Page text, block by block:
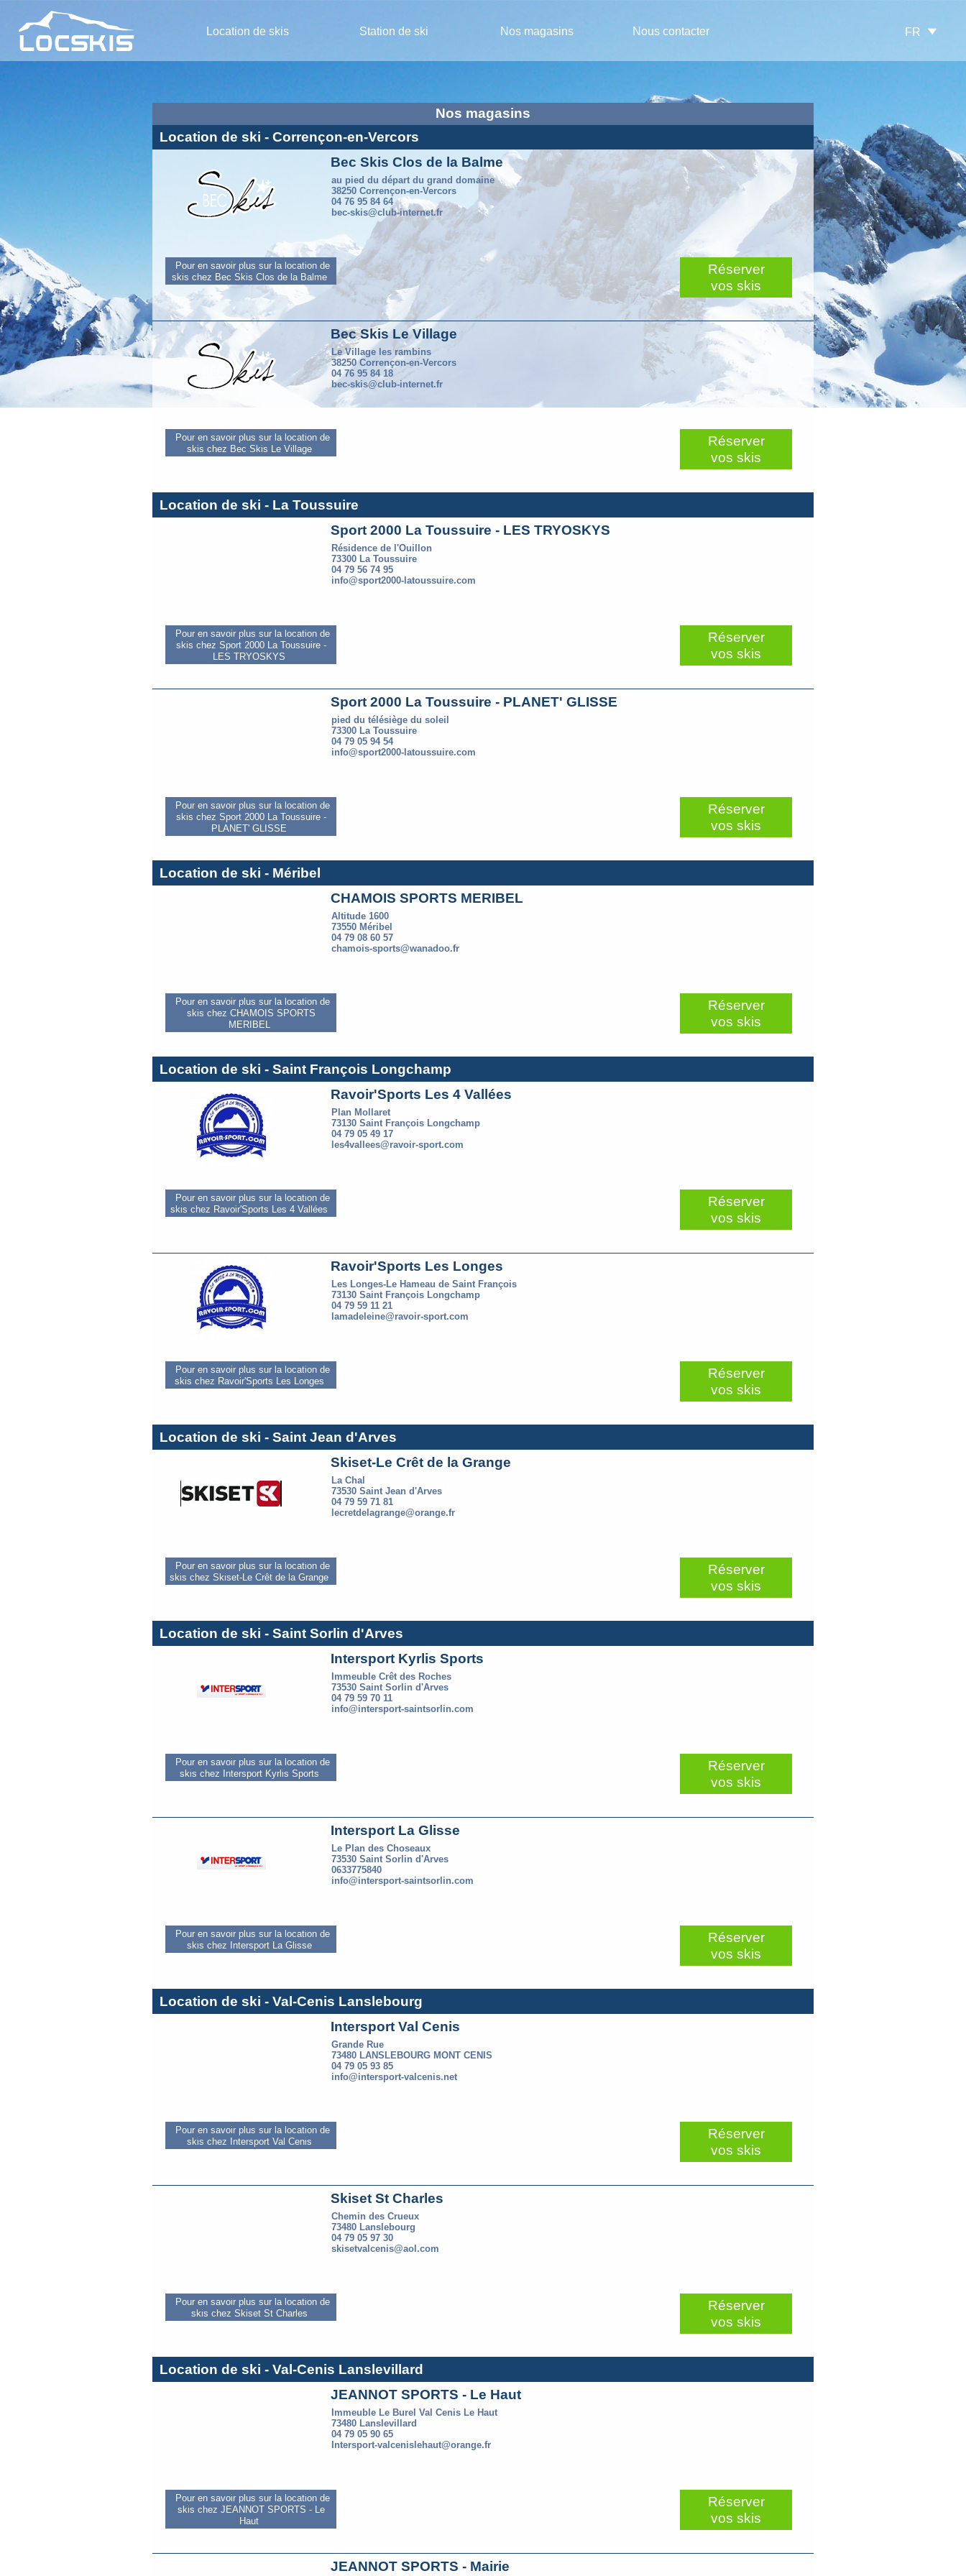
Location de skis Station de ski Nos magasins Nous contacter FR
Nos magasins
Location de ski - Corrençon-en-Vercors
Bec Skis Clos de la Balme
au pied du départ du grand domaine
38250 Corrençon-en-Vercors
04 76 95 84 64
bec-skis@club-internet.fr
Pour en savoir plus sur la location de
skis chez Bec Skis Clos de la Balme
Réserver
vos skis
Bec Skis Le Village
Le Village les rambins
38250 Corrençon-en-Vercors
04 76 95 84 18
bec-skis@club-internet.fr
Pour en savoir plus sur la location de
skis chez Bec Skis Le Village
Réserver
vos skis
Location de ski - La Toussuire
Sport 2000 La Toussuire - LES TRYOSKYS
Résidence de l'Ouillon
73300 La Toussuire
04 79 56 74 95
info@sport2000-latoussuire.com
Pour en savoir plus sur la location de
skis chez Sport 2000 La Toussuire -
LES TRYOSKYS
Réserver
vos skis
Sport 2000 La Toussuire - PLANET' GLISSE
pied du télésiège du soleil
73300 La Toussuire
04 79 05 94 54
info@sport2000-latoussuire.com
Pour en savoir plus sur la location de
skis chez Sport 2000 La Toussuire -
PLANET' GLISSE
Réserver
vos skis
Location de ski - Méribel
CHAMOIS SPORTS MERIBEL
Altitude 1600
73550 Méribel
04 79 08 60 57
chamois-sports@wanadoo.fr
Pour en savoir plus sur la location de
skis chez CHAMOIS SPORTS
MERIBEL
Réserver
vos skis
Location de ski - Saint François Longchamp
Ravoir'Sports Les 4 Vallées
Plan Mollaret
73130 Saint François Longchamp
04 79 05 49 17
les4vallees@ravoir-sport.com
Pour en savoir plus sur la location de
skis chez Ravoir'Sports Les 4 Vallées
Réserver
vos skis
Ravoir'Sports Les Longes
Les Longes-Le Hameau de Saint François
73130 Saint François Longchamp
04 79 59 11 21
lamadeleine@ravoir-sport.com
Pour en savoir plus sur la location de
skis chez Ravoir'Sports Les Longes
Réserver
vos skis
Location de ski - Saint Jean d'Arves
Skiset-Le Crêt de la Grange
La Chal
73530 Saint Jean d'Arves
04 79 59 71 81
lecretdelagrange@orange.fr
Pour en savoir plus sur la location de
skis chez Skiset-Le Crêt de la Grange
Réserver
vos skis
Location de ski - Saint Sorlin d'Arves
Intersport Kyrlis Sports
Immeuble Crêt des Roches
73530 Saint Sorlin d'Arves
04 79 59 70 11
info@intersport-saintsorlin.com
Pour en savoir plus sur la location de
skis chez Intersport Kyrlis Sports
Réserver
vos skis
Intersport La Glisse
Le Plan des Choseaux
73530 Saint Sorlin d'Arves
0633775840
info@intersport-saintsorlin.com
Pour en savoir plus sur la location de
skis chez Intersport La Glisse
Réserver
vos skis
Location de ski - Val-Cenis Lanslebourg
Intersport Val Cenis
Grande Rue
73480 LANSLEBOURG MONT CENIS
04 79 05 93 85
info@intersport-valcenis.net
Pour en savoir plus sur la location de
skis chez Intersport Val Cenis
Réserver
vos skis
Skiset St Charles
Chemin des Crueux
73480 Lanslebourg
04 79 05 97 30
skisetvalcenis@aol.com
Pour en savoir plus sur la location de
skis chez Skiset St Charles
Réserver
vos skis
Location de ski - Val-Cenis Lanslevillard
JEANNOT SPORTS - Le Haut
Immeuble Le Burel Val Cenis Le Haut
73480 Lanslevillard
04 79 05 90 65
Intersport-valcenislehaut@orange.fr
Pour en savoir plus sur la location de
skis chez JEANNOT SPORTS - Le
Haut
Réserver
vos skis
JEANNOT SPORTS - Mairie